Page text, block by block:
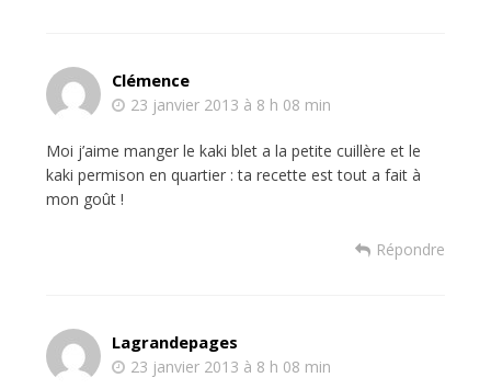
Clémence
23 janvier 2013 à 8 h 08 min
Moi j’aime manger le kaki blet a la petite cuillère et le
kaki permison en quartier : ta recette est tout a fait à
mon goût !
Répondre
Lagrandepages
23 janvier 2013 à 8 h 08 min